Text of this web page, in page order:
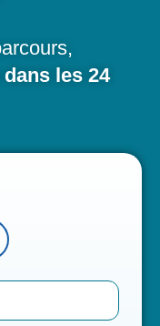
les 24